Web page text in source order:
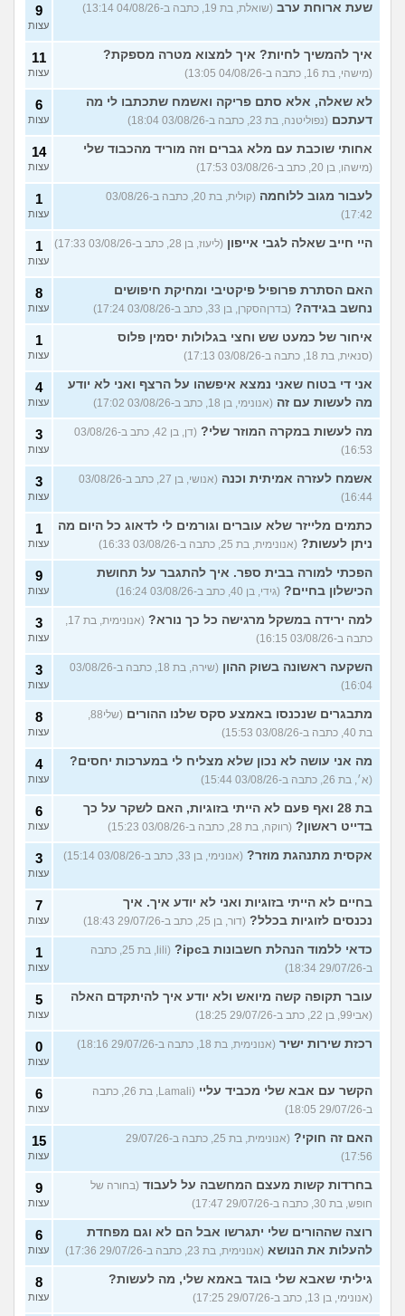
שעת ארוחת ערב (שואלת, בת 19, כתבה ב-04/08/26 13:14) 9
עצות
איך להמשיך לחיות? איך למצוא מטרה מספקת?
(מישהי, בת 16, כתבה ב-04/08/26 13:05)
11
עצות
לא שאלה, אלא סתם פריקה ואשמח שתכתבו לי מה
דעתכם (נפוליטנה, בת 23, כתבה ב-03/08/26 18:04)
6
עצות
אחותי שוכבת עם מלא גברים וזה מוריד מהכבוד שלי
(מישהו, בן 20, כתב ב-03/08/26 17:53)
14
עצות
לעבור מגוב ללוחמה
(קולית, בת 20, כתבה ב-03/08/26
17:42)
1
עצות
היי חייב שאלה לגבי אייפון (ליעוז, בן 28, כתב ב-03/08/26 17:33) 1
עצות
האם הסתרת פרופיל פיקטיבי ומחיקת חיפושים
נחשב בגידה? (בדרןהסקרן, בן 33, כתב ב-03/08/26 17:24)
8
עצות
איחור של כמעט שש וחצי בגלולות יסמין פלוס
(סנאית, בת 18, כתבה ב-03/08/26 17:13)
1
עצות
אני די בטוח שאני נמצא איפשהו על הרצף ואני לא יודע
מה לעשות עם זה (אנונימי, בן 18, כתב ב-03/08/26 17:02)
4
עצות
מה לעשות במקרה המוזר שלי?
(דן, בן 42, כתב ב-03/08/26
16:53)
3
עצות
אשמח לעזרה אמיתית וכנה
(אנושי, בן 27, כתב ב-03/08/26
16:44)
3
עצות
כתמים מלייזר שלא עוברים וגורמים לי לדאוג כל היום מה
ניתן לעשות? (אנונימית, בת 25, כתבה ב-03/08/26 16:33)
1
עצות
הפכתי למורה בבית ספר. איך להתגבר על תחושת
הכישלון בחיים? (גידי, בן 40, כתב ב-03/08/26 16:24)
9
עצות
למה ירידה במשקל מרגישה כל כך נורא?
(אנונימית, בת 17,
כתבה ב-03/08/26 16:15)
3
עצות
השקעה ראשונה בשוק ההון
(שירה, בת 18, כתבה ב-03/08/26
16:04)
3
עצות
מתבגרים שנכנסו באמצע סקס שלנו ההורים
(שלי88,
בת 40, כתבה ב-03/08/26 15:53)
8
עצות
מה אני עושה לא נכון שלא מצליח לי במערכות יחסים?
(א׳, בת 26, כתבה ב-03/08/26 15:44)
4
עצות
בת 28 ואף פעם לא הייתי בזוגיות, האם לשקר על כך
בדייט ראשון? (רווקה, בת 28, כתבה ב-03/08/26 15:23)
6
עצות
אקסית מתנהגת מוזר? (אנונימי, בן 33, כתב ב-03/08/26 15:14) 3
עצות
בחיים לא הייתי בזוגיות ואני לא יודע איך. איך
נכנסים לזוגיות בכלל? (דור, בן 25, כתב ב-29/07/26 18:43)
7
עצות
כדאי ללמוד הנהלת חשבונות בipc?
(lili, בת 25, כתבה
ב-29/07/26 18:34)
1
עצות
עובר תקופה קשה מיואש ולא יודע איך להיתקדם האלה
(אבי99, בן 22, כתב ב-29/07/26 18:25)
5
עצות
רכזת שירות ישיר (אנונימית, בת 18, כתבה ב-29/07/26 18:16) 0
עצות
הקשר עם אבא שלי מכביד עליי
(Lamali, בת 26, כתבה
ב-29/07/26 18:05)
6
עצות
האם זה חוקי?
(אנונימית, בת 25, כתבה ב-29/07/26
17:56)
15
עצות
בחרדות קשות מעצם המחשבה על לעבוד (בחורה של
חופש, בת 30, כתבה ב-29/07/26 17:47)
9
עצות
רוצה שההורים שלי יתגרשו אבל הם לא וגם מפחדת
להעלות את הנושא (אנונימית, בת 23, כתבה ב-29/07/26 17:36)
6
עצות
גיליתי שאבא שלי בוגד באמא שלי, מה לעשות?
(אנונימי, בן 13, כתב ב-29/07/26 17:25)
8
עצות